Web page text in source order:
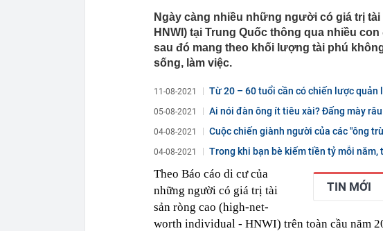
Ngày càng nhiều những người có giá trị
HNWI) tại Trung Quốc thông qua nhiều
sau đó mang theo khối lượng tài phú
sống, làm việc.
11-08-2021 Từ 20 – 60 tuổi cần có chiến lược quản
05-08-2021 Ai nói đàn ông ít tiêu xài? Đấng mày
04-08-2021
Cuộc chiến giành người của các "ông
04-08-2021 Trong khi bạn bè kiếm tiền tỷ mỗi
TIN MỚI
Theo Báo cáo di cư của
những người có giá trị tài
sản ròng cao (high-net-
worth individual - HNWI) trên toàn cầu năm